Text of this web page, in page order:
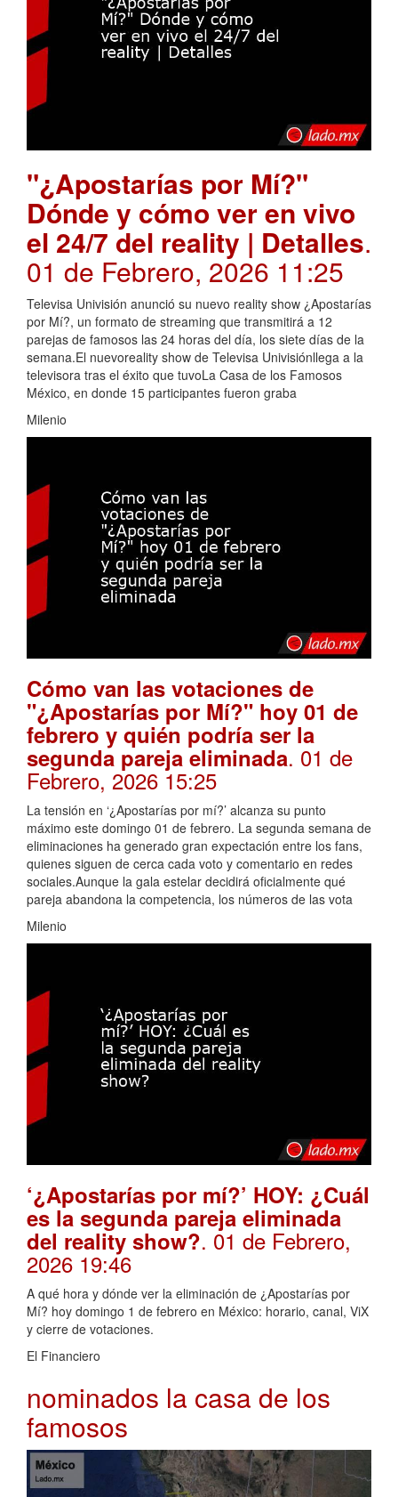
"¿Apostarías por Mí?"
Dónde y cómo ver en vivo
el 24/7 del reality | Detalles.
01 de Febrero, 2026 11:25
Televisa Univisión anunció su nuevo reality show ¿Apostarías
por Mí?, un formato de streaming que transmitirá a 12
parejas de famosos las 24 horas del día, los siete días de la
semana.El nuevoreality show de Televisa Univisiónllega a la
televisora tras el éxito que tuvoLa Casa de los Famosos
México, en donde 15 participantes fueron graba
Milenio
Cómo van las votaciones de
"¿Apostarías por Mí?" hoy 01 de
febrero y quién podría ser la
segunda pareja eliminada. 01 de
Febrero, 2026 15:25
La tensión en ‘¿Apostarías por mí?’ alcanza su punto
máximo este domingo 01 de febrero. La segunda semana de
eliminaciones ha generado gran expectación entre los fans,
quienes siguen de cerca cada voto y comentario en redes
sociales.Aunque la gala estelar decidirá oficialmente qué
pareja abandona la competencia, los números de las vota
Milenio
‘¿Apostarías por mí?’ HOY: ¿Cuál
es la segunda pareja eliminada
del reality show?. 01 de Febrero,
2026 19:46
A qué hora y dónde ver la eliminación de ¿Apostarías por
Mí? hoy domingo 1 de febrero en México: horario, canal, ViX
y cierre de votaciones.
El Financiero
nominados la casa de los
famosos